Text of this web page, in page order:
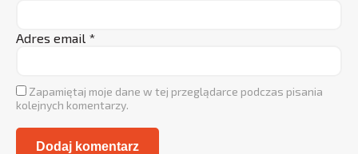
Adres email *
Zapamiętaj moje dane w tej przeglądarce podczas pisania
kolejnych komentarzy.